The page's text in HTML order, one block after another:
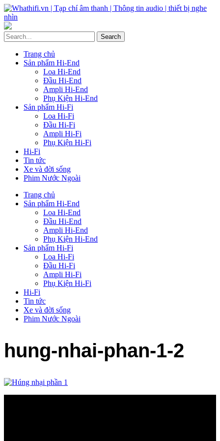
Trang chủ
Sản phẩm Hi-End
Loa Hi-End
Đầu Hi-End
Ampli Hi-End
Phụ Kiện Hi-End
Sản phẩm Hi-Fi
Loa Hi-Fi
Đầu Hi-Fi
Ampli Hi-Fi
Phụ Kiện Hi-Fi
Hi-Fi
Tin tức
Xe và đời sống
Phim Nước Ngoài
Trang chủ
Sản phẩm Hi-End
Loa Hi-End
Đầu Hi-End
Ampli Hi-End
Phụ Kiện Hi-End
Sản phẩm Hi-Fi
Loa Hi-Fi
Đầu Hi-Fi
Ampli Hi-Fi
Phụ Kiện Hi-Fi
Hi-Fi
Tin tức
Xe và đời sống
Phim Nước Ngoài
hung-nhai-phan-1-2